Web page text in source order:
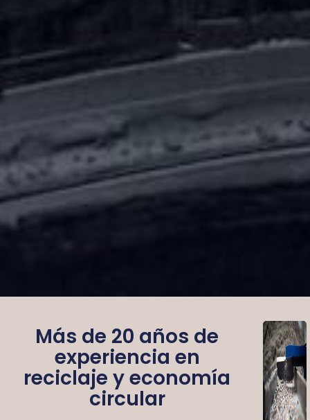
Más de 20 años de
experiencia en
reciclaje y economía
circular